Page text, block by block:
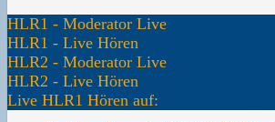
HLR1 - Moderator Live
HLR1 - Live Hören
HLR2 - Moderator Live
HLR2 - Live Hören
Live HLR1 Hören auf: